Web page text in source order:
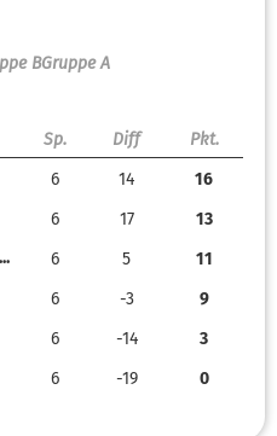
BGruppe A
Sp. Diff
Pkt.
6 14
16
6 17
13
6 5
11
6 -3
9
6 -14
3
6 -19 0